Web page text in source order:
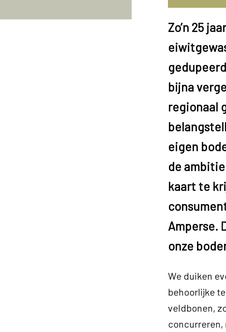
Zo’n 25
bijna
regionaal
eigen
de
kaart te
Amperse.
onze
We duiken
behoorlijke
veldbonen,
concurreren,